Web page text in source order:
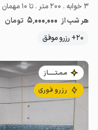
3 خوابه . 200 متر . تا 10 مهمان
هر شب از 5٬000٬000 تومان
20+ رزرو موفق
مـمـتــــــاز
رزرو فوری